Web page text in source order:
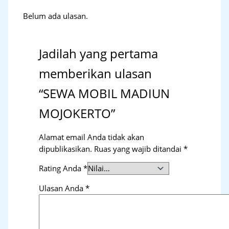
Belum ada ulasan.
Jadilah yang pertama
memberikan ulasan
“SEWA MOBIL MADIUN
MOJOKERTO”
Alamat email Anda tidak akan
dipublikasikan. Ruas yang wajib ditandai*
Rating Anda*
Ulasan Anda*